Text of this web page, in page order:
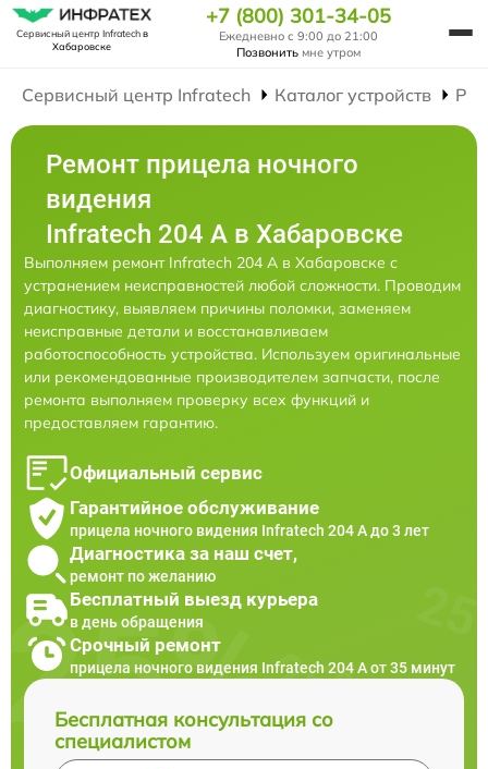
Сервисный центр Infratechв
Хабаровске
+7 (800) 301-34-05
Ежедневно с 9:00 до 21:00
Позвонить мне утром
Сервисный центр Infratech Каталог устройств
Ремонт прицела ночного
видения
Infratech 204 А в Хабаровске
Выполняем ремонт Infratech 204 А в Хабаровске с
устранением неисправностей любой сложности. Проводим
диагностику, выявляем причины поломки, заменяем
неисправные детали и восстанавливаем
работоспособность устройства. Используем оригинальные
или рекомендованные производителем запчасти, после
ремонта выполняем проверку всех функций и
предоставляем гарантию.
Официальный сервис
Гарантийное обслуживание
прицела ночного видения Infratech 204 А до 3 лет
Диагностика за наш счет,
ремонт по желанию
Бесплатный выезд курьера
в день обращения
Срочный ремонт
прицела ночного видения Infratech 204 А от 35 минут
Бесплатная консультация со
специалистом